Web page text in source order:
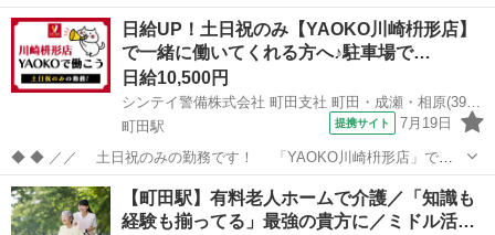
電話・メールでお仕事を紹介していくので、来社は不要♪ 業界最大級
のお仕事の中から、 あなたの「叶えたい」を叶えられる職場をご紹介
します！ ■■ 資...
東京 町田市 町田駅 介護
日給UP！土日祝のみ【YAOKO川崎枡形店】
で一緒に働いてくれる方へ♪駐車場で…
日給10,500円
シンテイ警備株式会社 町田支社 町田・成瀬・相原(39)エリア/A3203200109
町田駅
提携サイト 7月19日
◆ ◆ ／／ 土日祝のみの勤務です！ 「YAOKO川崎枡形店」で働
きませんか？ 週1日～OK♪ ＼＼ 未経験スタート9割以上！ 基本は11
時～20時で実働8時間の勤務です◎
・・・・・・・・・・・・・・・・・・・...
東京 町田市 町田駅 警備員
【町田駅】有料老人ホームで介護／「知識も
経験も揃ってる」最強の貴方に／ミドル活…